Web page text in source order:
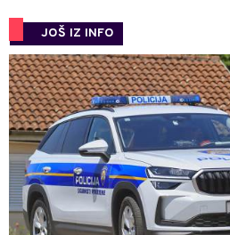
JOŠ IZ INFO